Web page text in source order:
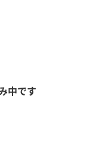
中です